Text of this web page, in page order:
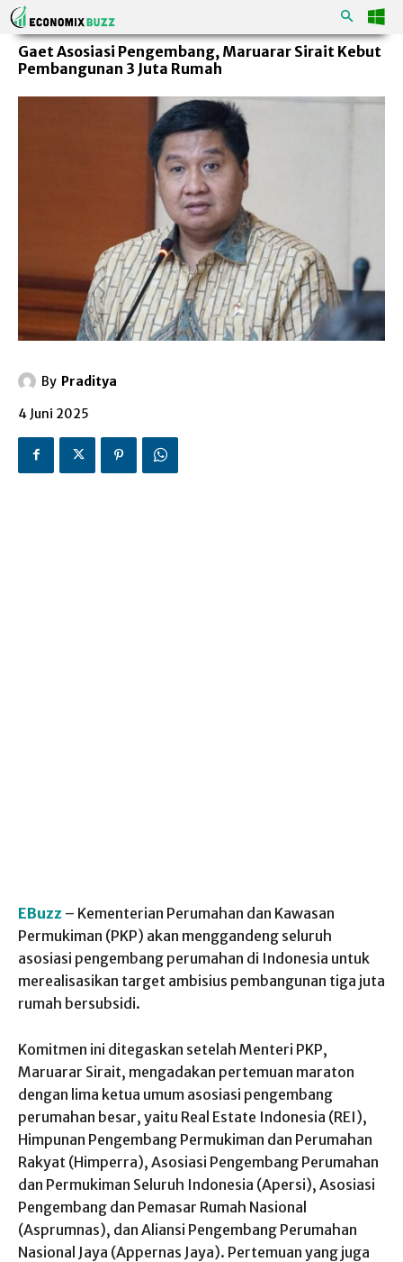
Gaet Asosiasi Pengembang, Maruarar Sirait Kebut
Pembangunan 3 Juta Rumah
By Praditya
4 Juni 2025
EBuzz – Kementerian Perumahan dan Kawasan
Permukiman (PKP) akan menggandeng seluruh
asosiasi pengembang perumahan di Indonesia untuk
merealisasikan target ambisius pembangunan tiga juta
rumah bersubsidi.
Komitmen ini ditegaskan setelah Menteri PKP,
Maruarar Sirait, mengadakan pertemuan maraton
dengan lima ketua umum asosiasi pengembang
perumahan besar, yaitu Real Estate Indonesia (REI),
Himpunan Pengembang Permukiman dan Perumahan
Rakyat (Himperra), Asosiasi Pengembang Perumahan
dan Permukiman Seluruh Indonesia (Apersi), Asosiasi
Pengembang dan Pemasar Rumah Nasional
(Asprumnas), dan Aliansi Pengembang Perumahan
Nasional Jaya (Appernas Jaya). Pertemuan yang juga